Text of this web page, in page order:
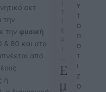
σετ
την
την φυσική
& 80 και στο
από
η
Α
…
Ε
μ
Υ
Τ
Ο
Π
Ο
Τ
Ι
Ζ
Ο